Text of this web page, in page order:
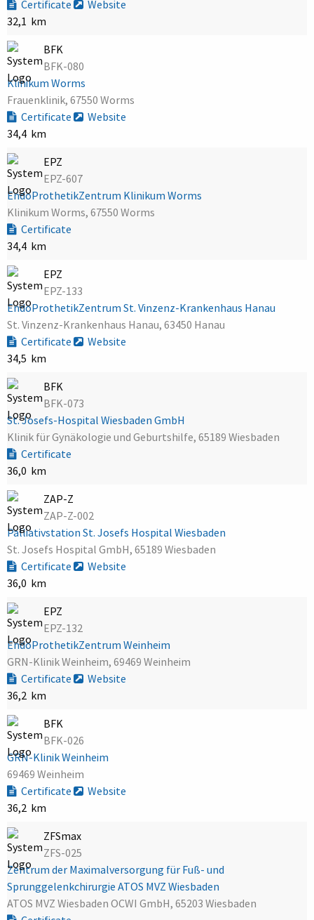
Certificate
Website
32,1 km
BFK
BFK-080
Klinikum Worms
Frauenklinik, 67550 Worms
Certificate
Website
34,4 km
EPZ
EPZ-607
EndoProthetikZentrum Klinikum Worms
Klinikum Worms, 67550 Worms
Certificate
34,4 km
EPZ
EPZ-133
EndoProthetikZentrum St. Vinzenz-Krankenhaus Hanau
St. Vinzenz-Krankenhaus Hanau, 63450 Hanau
Certificate
Website
34,5 km
BFK
BFK-073
St. Josefs-Hospital Wiesbaden GmbH
Klinik für Gynäkologie und Geburtshilfe, 65189 Wiesbaden
Certificate
36,0 km
ZAP-Z
ZAP-Z-002
Palliativstation St. Josefs Hospital Wiesbaden
St. Josefs Hospital GmbH, 65189 Wiesbaden
Certificate
Website
36,0 km
EPZ
EPZ-132
EndoProthetikZentrum Weinheim
GRN-Klinik Weinheim, 69469 Weinheim
Certificate
Website
36,2 km
BFK
BFK-026
GRN-Klinik Weinheim
69469 Weinheim
Certificate
Website
36,2 km
ZFSmax
ZFS-025
Zentrum der Maximalversorgung für Fuß- und
Sprunggelenkchirurgie ATOS MVZ Wiesbaden
ATOS MVZ Wiesbaden OCWI GmbH, 65203 Wiesbaden